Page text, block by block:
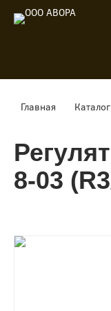
Главная Каталог
8-03